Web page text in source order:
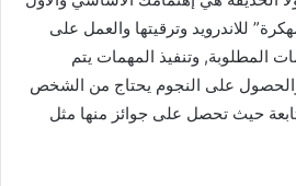
للاندرويد وترقيتها والعمل على
المطلوبة, وتنفيذ المهمات يتم
على النجوم يحتاج من الشخص
حيث تحصل على جوائز منها مثل